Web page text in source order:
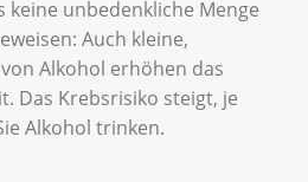
keine unbedenkliche Menge
Auch kleine,
Alkohol erhöhen das
Das Krebsrisiko steigt, je
Alkohol trinken.